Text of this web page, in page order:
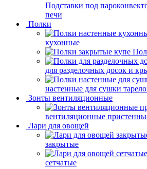
Подставки под
печи
Полки
кухонные
для разделочных досок и
настенные для сушки
Зонты вентиляционные
вентиляционные
Лари для овощей
закрытые
сетчатые